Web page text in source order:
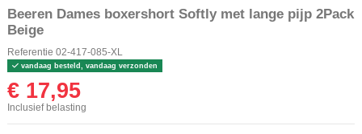
Beeren Dames boxershort Softly met lange pijp 2Pack
Beige
Referentie 02-417-085-XL
vandaag besteld, vandaag verzonden
€ 17,95
Inclusief belasting